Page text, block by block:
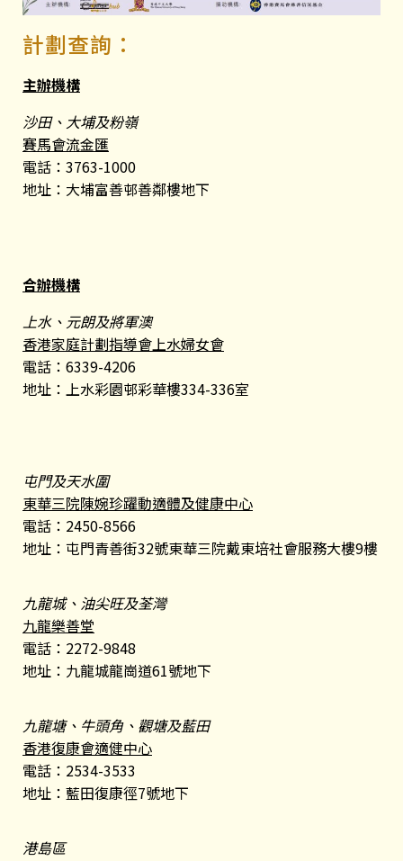
計劃查詢：
主辦機構
沙田、大埔及粉嶺
賽馬會流金匯
電話：3763-1000
地址：大埔富善邨善鄰樓地下
合辦機構
上水、元朗及將軍澳
香港家庭計劃指導會上水婦女會
電話：6339-4206
地址：上水彩園邨彩華樓334-336室
屯門及天水圍
東華三院陳婉珍躍動適體及健康中心
電話：2450-8566
地址：屯門青善街32號東華三院戴東培社會服務大樓9樓
九龍城、油尖旺及荃灣
九龍樂善堂
電話：2272-9848
地址：九龍城龍崗道61號地下
九龍塘、牛頭角、觀塘及藍田
香港復康會適健中心
電話：2534-3533
地址：藍田復康徑7號地下
港島區